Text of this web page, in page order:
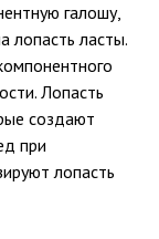
галошу,
лопасть ласты.
Лопасть
создают
при
лопасть